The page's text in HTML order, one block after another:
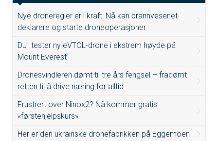
Nye droneregler er i kraft: Nå kan brannvesenet
deklarere og starte droneoperasjoner
DJI tester ny eVTOL-drone i ekstrem høyde på
Mount Everest
Dronesvindleren dømt til tre års fengsel – fradømt
retten til å drive næring for alltid
Frustrert over Ninox2? Nå kommer gratis
«førstehjelpskurs»
Her er den ukrainske dronefabrikken på Eggemoen